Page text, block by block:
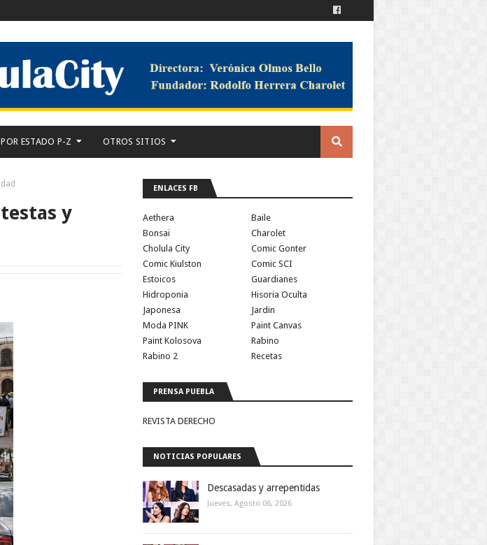
POR ESTADO P-Z OTROS SITIOS
y
ENLACES FB
Aethera
Baile
Bonsai
Charolet
Cholula City
Comic Gonter
Comic Kiulston
Comic SCI
Estoicos
Guardianes
Hidroponia
Hisoria Oculta
Japonesa
Jardin
Moda PINK
Paint Canvas
Paint Kolosova
Rabino
Rabino 2
Recetas
PRENSA PUEBLA
REVISTA DERECHO
NOTICIAS POPULARES
Descasadas y arrepentidas
Jueves, Agosto 06, 2026